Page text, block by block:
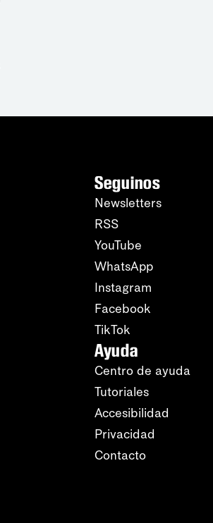
Seguinos
Newsletters
RSS
YouTube
WhatsApp
Instagram
Facebook
TikTok
Ayuda
Centro de ayuda
Tutoriales
Accesibilidad
Privacidad
Contacto